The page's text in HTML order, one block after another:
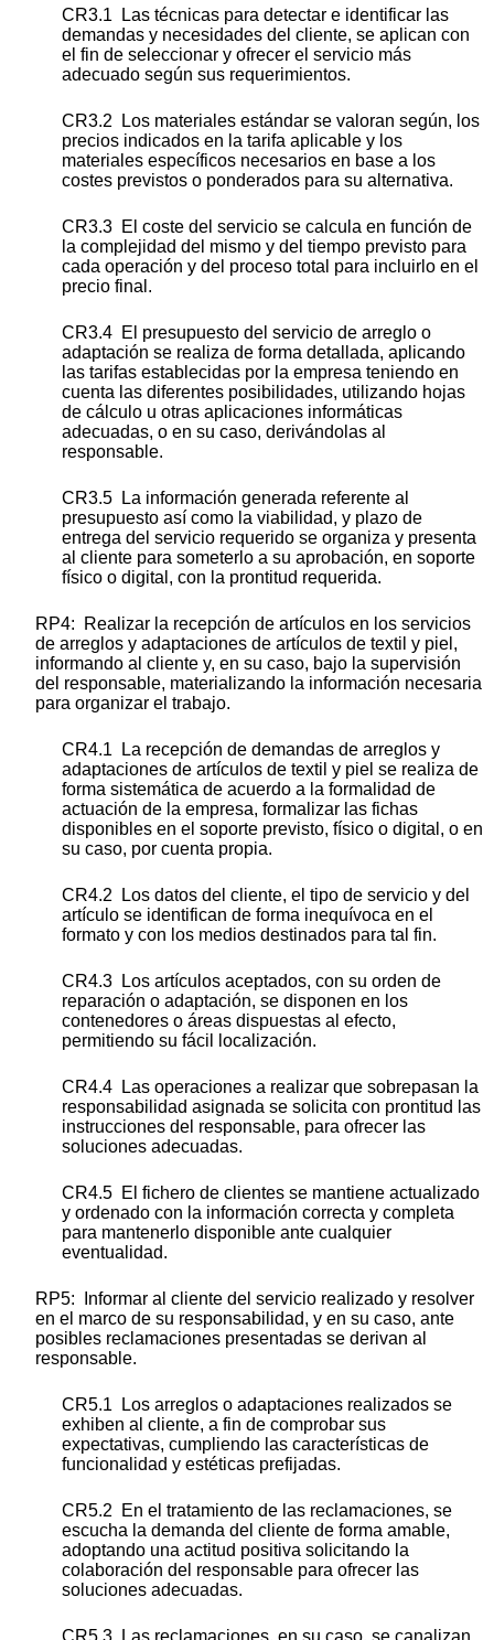
CR3.1 Las técnicas para detectar e identificar las
demandas y necesidades del cliente, se aplican con
el fin de seleccionar y ofrecer el servicio más
adecuado según sus requerimientos.
CR3.2 Los materiales estándar se valoran según, los
precios indicados en la tarifa aplicable y los
materiales específicos necesarios en base a los
costes previstos o ponderados para su alternativa.
CR3.3 El coste del servicio se calcula en función de
la complejidad del mismo y del tiempo previsto para
cada operación y del proceso total para incluirlo en el
precio final.
CR3.4 El presupuesto del servicio de arreglo o
adaptación se realiza de forma detallada, aplicando
las tarifas establecidas por la empresa teniendo en
cuenta las diferentes posibilidades, utilizando hojas
de cálculo u otras aplicaciones informáticas
adecuadas, o en su caso, derivándolas al
responsable.
CR3.5 La información generada referente al
presupuesto así como la viabilidad, y plazo de
entrega del servicio requerido se organiza y presenta
al cliente para someterlo a su aprobación, en soporte
físico o digital, con la prontitud requerida.
RP4: Realizar la recepción de artículos en los servicios
de arreglos y adaptaciones de artículos de textil y piel,
informando al cliente y, en su caso, bajo la supervisión
del responsable, materializando la información necesaria
para organizar el trabajo.
CR4.1 La recepción de demandas de arreglos y
adaptaciones de artículos de textil y piel se realiza de
forma sistemática de acuerdo a la formalidad de
actuación de la empresa, formalizar las fichas
disponibles en el soporte previsto, físico o digital, o en
su caso, por cuenta propia.
CR4.2 Los datos del cliente, el tipo de servicio y del
artículo se identifican de forma inequívoca en el
formato y con los medios destinados para tal fin.
CR4.3 Los artículos aceptados, con su orden de
reparación o adaptación, se disponen en los
contenedores o áreas dispuestas al efecto,
permitiendo su fácil localización.
CR4.4 Las operaciones a realizar que sobrepasan la
responsabilidad asignada se solicita con prontitud las
instrucciones del responsable, para ofrecer las
soluciones adecuadas.
CR4.5 El fichero de clientes se mantiene actualizado
y ordenado con la información correcta y completa
para mantenerlo disponible ante cualquier
eventualidad.
RP5: Informar al cliente del servicio realizado y resolver
en el marco de su responsabilidad, y en su caso, ante
posibles reclamaciones presentadas se derivan al
responsable.
CR5.1 Los arreglos o adaptaciones realizados se
exhiben al cliente, a fin de comprobar sus
expectativas, cumpliendo las características de
funcionalidad y estéticas prefijadas.
CR5.2 En el tratamiento de las reclamaciones, se
escucha la demanda del cliente de forma amable,
adoptando una actitud positiva solicitando la
colaboración del responsable para ofrecer las
soluciones adecuadas.
CR5.3 Las reclamaciones, en su caso, se canalizan